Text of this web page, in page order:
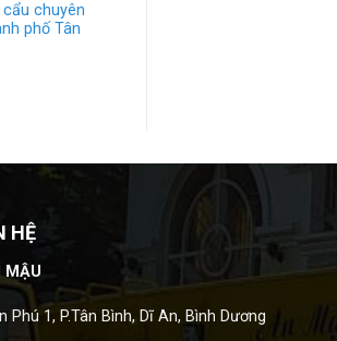
chuyên
phố Tân
HỆ
MẬU
1, P.Tân Bình, Dĩ An, Bình Dương